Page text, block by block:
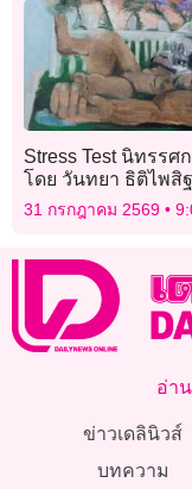
Stress Test นิทรรศ
โดย วันทยา ธิติไพสิฐ
31 กรกฎาคม 2569
อ่า
ข่าวเดลินิวส์
บทความ